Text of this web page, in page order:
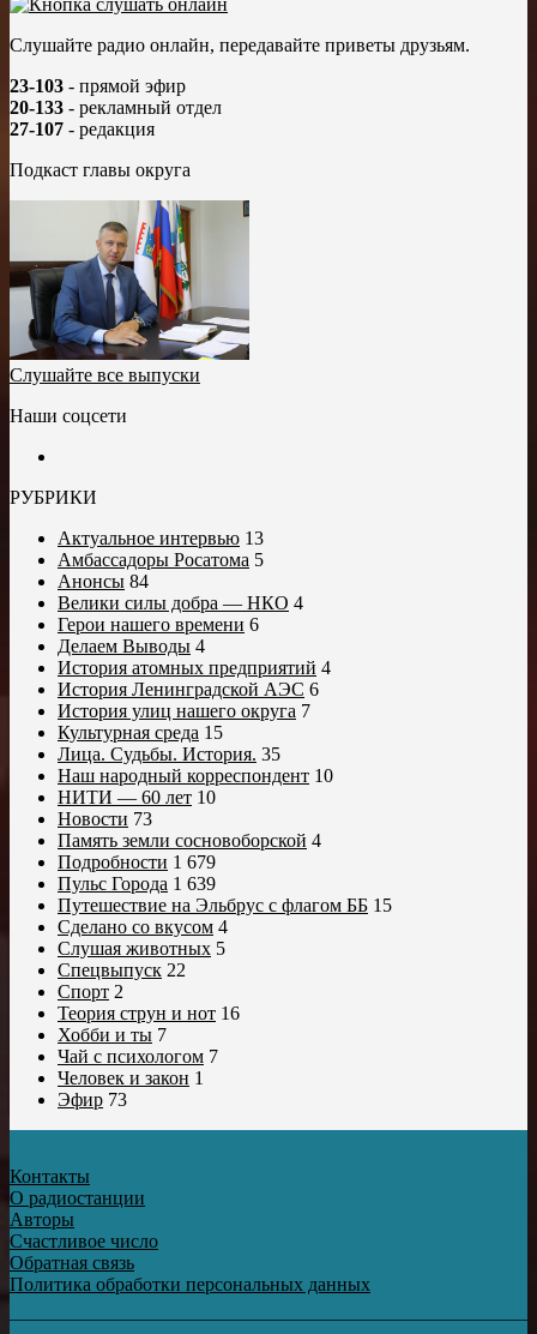
Слушайте радио онлайн, передавайте приветы друзьям.
23-103 - прямой эфир
20-133 - рекламный отдел
27-107 - редакция
Подкаст главы округа
Слушайте все выпуски
Наши соцсети
РУБРИКИ
Актуальное интервью 13
Амбассадоры Росатома 5
Анонсы 84
Велики силы добра — НКО 4
Герои нашего времени 6
Делаем Выводы 4
История атомных предприятий 4
История Ленинградской АЭС 6
История улиц нашего округа 7
Культурная среда 15
Лица. Судьбы. История. 35
Наш народный корреспондент 10
НИТИ — 60 лет 10
Новости 73
Память земли сосновоборской 4
Подробности 1 679
Пульс Города 1 639
Путешествие на Эльбрус с флагом ББ 15
Сделано со вкусом 4
Слушая животных 5
Спецвыпуск 22
Спорт 2
Теория струн и нот 16
Хобби и ты 7
Чай с психологом 7
Человек и закон 1
Эфир 73
Контакты
О радиостанции
Авторы
Счастливое число
Обратная связь
Политика обработки персональных данных